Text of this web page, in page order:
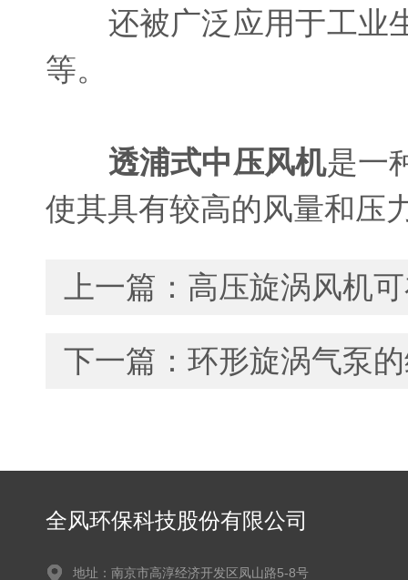
还被广泛应用于工业生
等。
透浦式中压风机是一
使其具有较高的风量和压
上一篇： 高压旋涡风机
下一篇： 环形旋涡气泵
全风环保科技股份有限公司
地址：南京市高淳经济开发区凤山路5-8号